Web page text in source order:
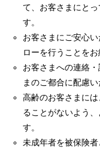
て、お客さまにと
す。
お客さまにご安心
ローを行うことをお
お客さまへの連絡
まのご都合に配慮い
高齢のお客さまに
ることがないよう
す。
未成年者を被保険